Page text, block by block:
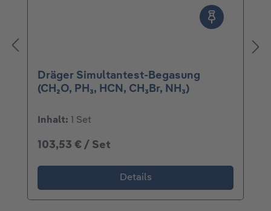
Dräger Simultantest-Begasung
(CH₂O, PH₃, HCN, CH₃Br, NH₃)
Inhalt: 1 Set
103,53 € / Set
Details